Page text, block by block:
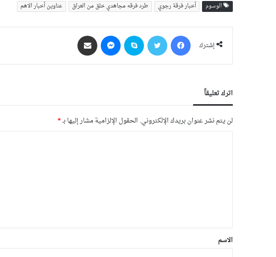
الوسوم أخبار فرقة رجوي طرد فرقه مجاهدي خلق من العراق عناوین أخبار الاهم
إشترك
فيسبوك سكايب ماسنجر
اترك تعليقاً
لن يتم نشر عنوان بريدك الإلكتروني. الحقول الإلزامية مشار إليها بـ*
الاسم